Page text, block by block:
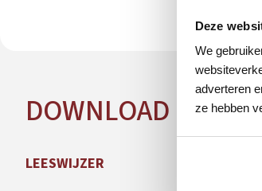
Deze
We
adverteren
ze hebben
DOWNLOAD
LEESWIJZER